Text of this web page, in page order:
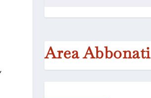
Area Abbonati